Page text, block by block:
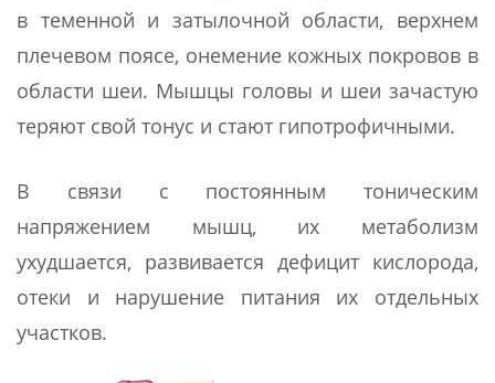
в теменной и затылочной области, верхнем
плечевом поясе, онемение кожных покровов в
области шеи. Мышцы головы и шеи зачастую
теряют свой тонус и стают гипотрофичными.
В связи с постоянным тоническим
напряжением мышц, их метаболизм
ухудшается, развивается дефицит кислорода,
отеки и нарушение питания их отдельных
участков.